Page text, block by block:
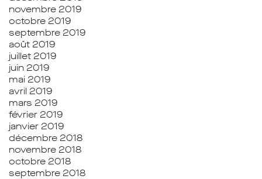
novembre 2019
octobre 2019
septembre 2019
août 2019
juillet 2019
juin 2019
mai 2019
avril 2019
mars 2019
février 2019
janvier 2019
décembre 2018
novembre 2018
octobre 2018
septembre 2018